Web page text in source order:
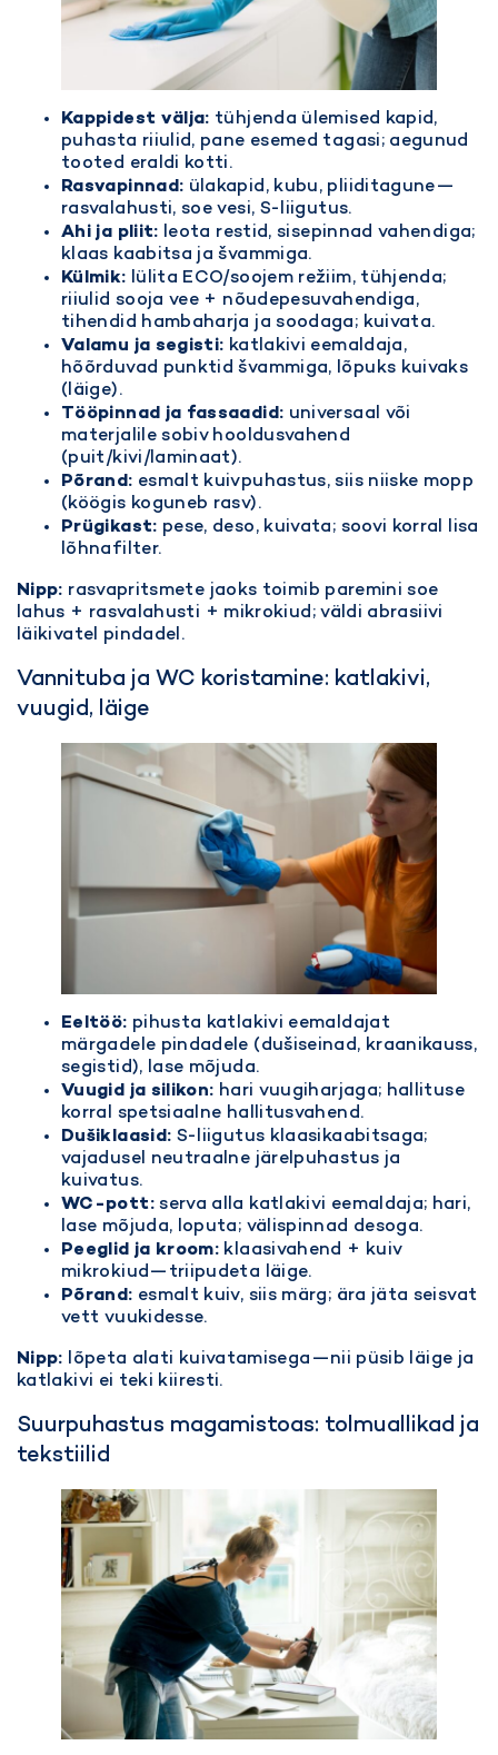
Kappidest välja: tühjenda ülemised kapid,
puhasta riiulid, pane esemed tagasi; aegunud
tooted eraldi kotti.
Rasvapinnad: ülakapid, kubu, pliiditagune—
rasvalahusti, soe vesi, S-liigutus.
Ahi ja pliit: leota restid, sisepinnad vahendiga;
klaas kaabitsa ja švammiga.
Külmik: lülita ECO/soojem režiim, tühjenda;
riiulid sooja vee + nõudepesuvahendiga,
tihendid hambaharja ja soodaga; kuivata.
Valamu ja segisti: katlakivi eemaldaja,
hõõrduvad punktid švammiga, lõpuks kuivaks
(läige).
Tööpinnad ja fassaadid: universaal või
materjalile sobiv hooldusvahend
(puit/kivi/laminaat).
Põrand: esmalt kuivpuhastus, siis niiske mopp
(köögis koguneb rasv).
Prügikast: pese, deso, kuivata; soovi korral lisa
lõhnafilter.
Nipp: rasvapritsmete jaoks toimib paremini soe
lahus + rasvalahusti + mikrokiud; väldi abrasiivi
läikivatel pindadel.
Vannituba ja WC koristamine: katlakivi,
vuugid, läige
Eeltöö: pihusta katlakivi eemaldajat
märgadele pindadele (dušiseinad, kraanikauss,
segistid), lase mõjuda.
Vuugid ja silikon: hari vuugiharjaga; hallituse
korral spetsiaalne hallitusvahend.
Dušiklaasid: S-liigutus klaasikaabitsaga;
vajadusel neutraalne järelpuhastus ja
kuivatus.
WC-pott:serva alla katlakivi eemaldaja; hari,
lase mõjuda, loputa; välispinnad desoga.
Peeglid ja kroom: klaasivahend + kuiv
mikrokiud—triipudeta läige.
Põrand: esmalt kuiv, siis märg; ära jäta seisvat
vett vuukidesse.
Nipp: lõpeta alati kuivatamisega—nii püsib läige ja
katlakivi ei teki kiiresti.
Suurpuhastus magamistoas: tolmuallikad ja
tekstiilid